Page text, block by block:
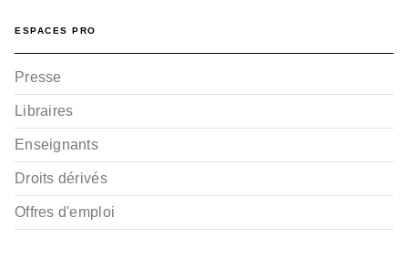
ESPACES PRO
Presse
Libraires
Enseignants
Droits dérivés
Offres d'emploi